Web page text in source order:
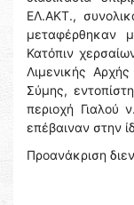
ΕΛ.ΑΚΤ.,
μεταφέρθηκαν
Κατόπιν
Λιμενικής
Σύμης,
περιοχή Γιαλού
επέβαιναν στην
Προανάκριση